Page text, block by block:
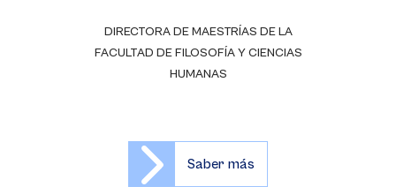
DIRECTORA DE MAESTRÍAS DE LA
FACULTAD DE FILOSOFÍA Y CIENCIAS
HUMANAS
Saber más